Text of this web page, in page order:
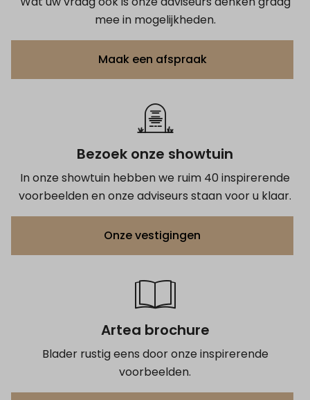
mee in mogelijkheden.
Maak een afspraak
Bezoek onze showtuin
In onze showtuin hebben we ruim 40 inspirerende
voorbeelden en onze adviseurs staan voor u klaar.
Onze vestigingen
Artea brochure
Blader rustig eens door onze inspirerende
voorbeelden.